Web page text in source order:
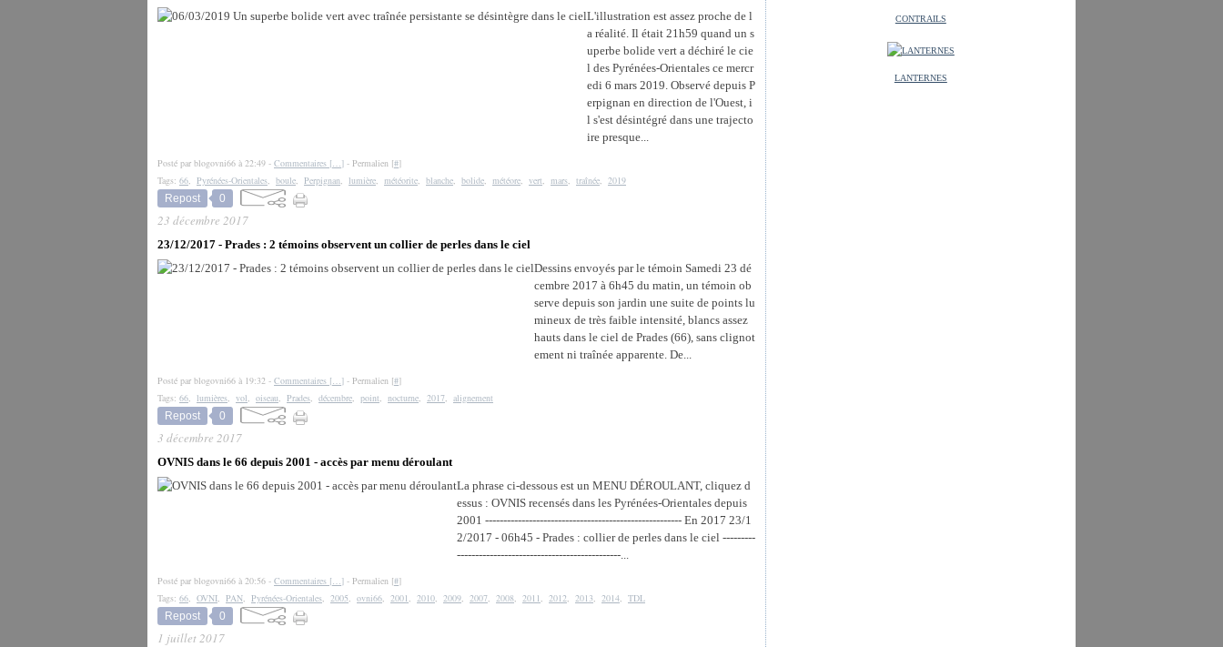
L'illustration est assez proche de l
a réalité. Il était 21h59 quand un s
uperbe bolide vert a déchiré le cie
l des Pyrénées-Orientales ce mercr
edi 6 mars 2019. Observé depuis P
erpignan en direction de l'Ouest, i
l s'est désintégré dans une trajecto
ire presque...
Posté par blogovni66 à 22:49 - Commentaires […] - Permalien [#]
Tags: 66, Pyrénées-Orientales, boule, Perpignan, lumière, météorite, blanche, bolide, météore, vert, mars, traînée, 2019
Repost
0
23 décembre 2017
23/12/2017 - Prades : 2 témoins observent un collier de perles dans le ciel
Dessins envoyés par le témoin Samedi 23 dé
cembre 2017 à 6h45 du matin, un témoin ob
serve depuis son jardin une suite de points lu
mineux de très faible intensité, blancs assez
hauts dans le ciel de Prades (66), sans clignot
ement ni traînée apparente. De...
Posté par blogovni66 à 19:32 - Commentaires […] - Permalien [#]
Tags: 66, lumières, vol, oiseau, Prades, décembre, point, nocturne, 2017, alignement
Repost
0
3 décembre 2017
OVNIS dans le 66 depuis 2001 - accès par menu déroulant
La phrase ci-dessous est un MENU DÉROULANT, cliquez d
essus : OVNIS recensés dans les Pyrénées-Orientales depuis
2001 ------------------------------------------------------ En 2017 23/1
2/2017 - 06h45 - Prades : collier de perles dans le ciel ---------
---------------------------------------------...
Posté par blogovni66 à 20:56 - Commentaires […] - Permalien [#]
Tags: 66, OVNI, PAN, Pyrénées-Orientales, 2005, ovni66, 2001, 2010, 2009, 2007, 2008, 2011, 2012, 2013, 2014, TDL
Repost
0
1 juillet 2017
CONTRAILS
LANTERNES